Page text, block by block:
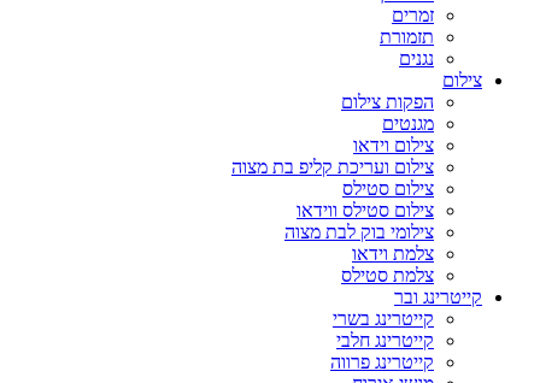
זמרים
תזמורת
נגנים
צילום
הפקות צילום
מגנטים
צילום וידאו
צילום ועריכת קליפ בת מצוה
צילום סטילס
צילום סטילס ווידאו
צילומי בוק לבת מצוה
צלמת וידאו
צלמת סטילס
קייטרינג ובר
קייטרינג בשרי
קייטרינג חלבי
קייטרינג פרווה